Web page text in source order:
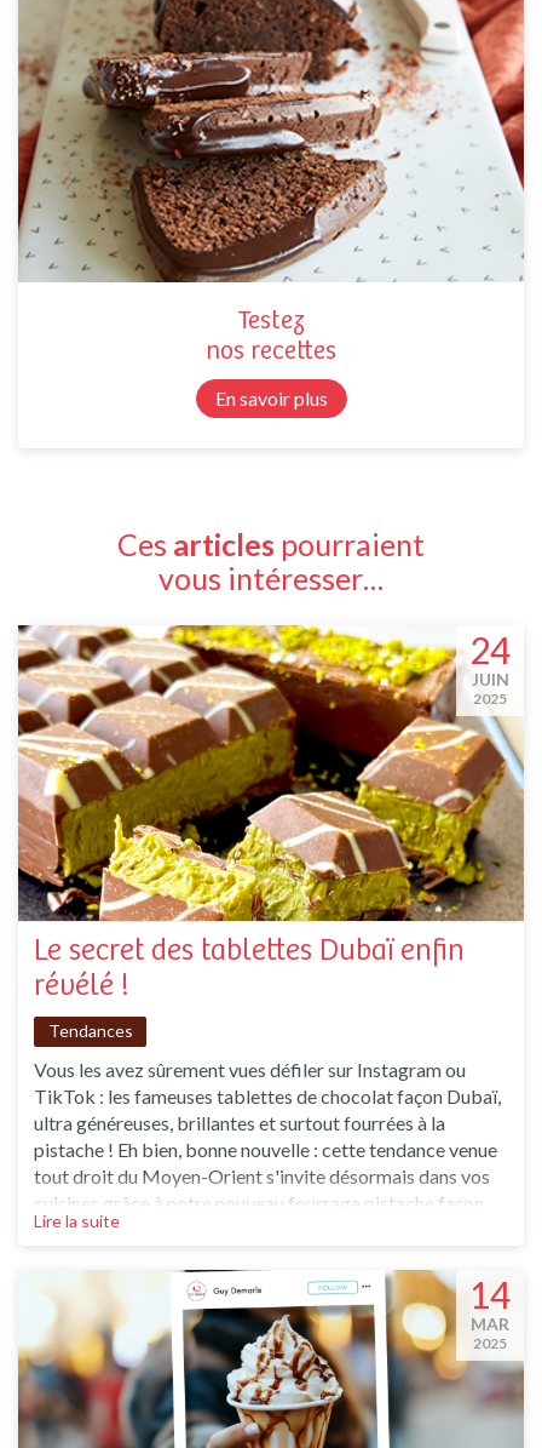
Testez
nos recettes
En savoir plus
Ces articles pourraient
vous intéresser…
24
JUIN
2025
Le secret des tablettes Dubaï enfin
révélé !
Tendances
Vous les avez sûrement vues défiler sur Instagram ou
TikTok : les fameuses tablettes de chocolat façon Dubaï,
ultra généreuses, brillantes et surtout fourrées à la
pistache ! Eh bien, bonne nouvelle : cette tendance venue
tout droit du Moyen-Orient s'invite désormais dans vos
cuisines grâce à notre nouveau fourrage pistache façon
Dubaï prêt à l'emploi ! Une texture onctueuse, un goût
crémeuse, intensément parfumée, à
Lire la suite
14
MAR
2025